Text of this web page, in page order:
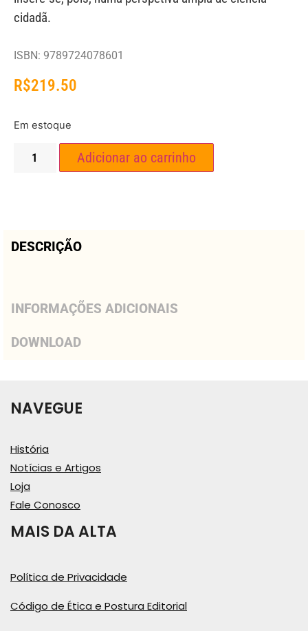
cidadã.
ISBN: 9789724078601
R$219.50
Em estoque
Adicionar ao carrinho
DESCRIÇÃO
INFORMAÇÕES ADICIONAIS
DOWNLOAD
NAVEGUE
História
Notícias e Artigos
Loja
Fale Conosco
MAIS DA ALTA
Política de Privacidade
Código de Ética e Postura Editorial